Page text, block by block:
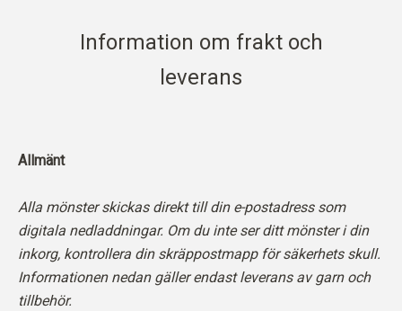
Information om frakt och
leverans
Allmänt
Alla mönster skickas direkt till din e-postadress som
digitala nedladdningar. Om du inte ser ditt mönster i din
inkorg, kontrollera din skräppostmapp för säkerhets skull.
Informationen nedan gäller endast leverans av garn och
tillbehör.